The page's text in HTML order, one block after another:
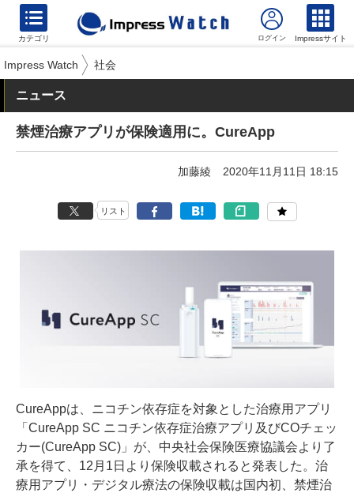
カテゴリ Impressサイト
Impress Watch 社会
ニュース
禁煙治療アプリが保険適用に。CureApp
加藤綾 2020年11月11日 18:15
リスト
CureAppは、ニコチン依存症を対象とした治療用アプリ
「CureApp SC ニコチン依存症治療アプリ及びCOチェッ
カー(CureApp SC)」が、中央社会保険医療協議会より了
承を得て、12月1日より保険収載されると発表した。治
療用アプリ・デジタル療法の保険収載は国内初、禁煙治